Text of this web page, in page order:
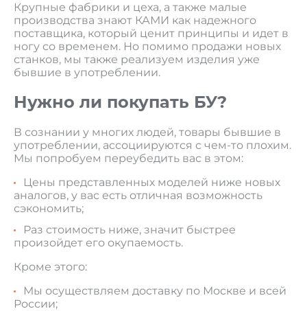
Крупные фабрики и цеха, а также малые
производства знают КАМИ как надежного
поставщика, который ценит принципы и идет в
ногу со временем. Но помимо продажи новых
станков, мы также реализуем изделия уже
бывшие в употреблении.
Нужно ли покупать БУ?
В сознании у многих людей, товары бывшие в
употреблении, ассоциируются с чем-то плохим.
Мы попробуем переубедить вас в этом:
Цены представленных моделей ниже новых
аналогов, у вас есть отличная возможность
сэкономить;
Раз стоимость ниже, значит быстрее
произойдет его окупаемость.
Кроме этого:
Мы осуществляем доставку по Москве и всей
России;